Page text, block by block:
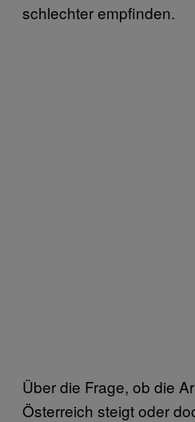
schlechter empfinden.
Über die Frage, ob die
Österreich steigt oder